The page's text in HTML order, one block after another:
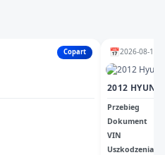
Copart 📅2026-08-12
2012
Przebieg
Dokument
VIN
Uszkodzenia